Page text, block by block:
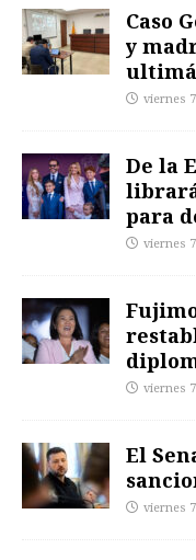
Caso
y
viernes
De la
para
viernes
viernes
El
viernes